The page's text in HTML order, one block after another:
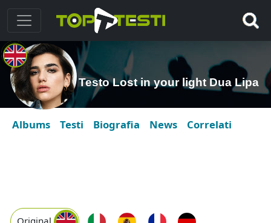
Testo Lost in your light Dua Lipa
Albums Testi Biografia News Correlati